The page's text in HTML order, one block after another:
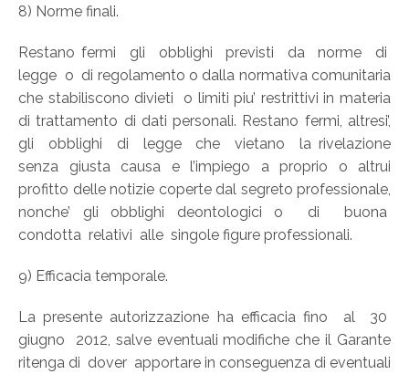
8) Norme finali.
Restano fermi gli obblighi previsti da norme di
legge o di regolamento o dalla normativa comunitaria
che stabiliscono divieti o limiti piu’ restrittivi in materia
di trattamento di dati personali. Restano fermi, altresi’,
gli obblighi di legge che vietano la rivelazione
senza giusta causa e l’impiego a proprio o altrui
profitto delle notizie coperte dal segreto professionale,
nonche’ gli obblighi deontologici o di buona
condotta relativi alle singole figure professionali.
9) Efficacia temporale.
La presente autorizzazione ha efficacia fino al 30
giugno 2012, salve eventuali modifiche che il Garante
ritenga di dover apportare in conseguenza di eventuali